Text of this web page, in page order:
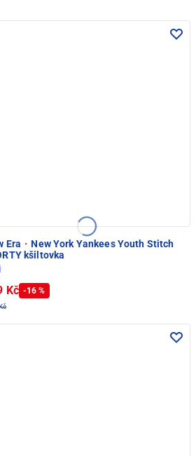
Era · New York Yankees Youth Stitch
kšiltovka
Kč -16 %